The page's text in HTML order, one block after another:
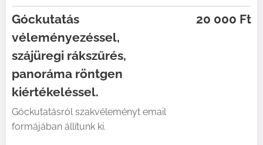
Góckutatás
véleményezéssel,
szájüregi rákszűrés,
panoráma röntgen
kiértékeléssel.
Góckutatásról szakvéleményt email
formájában állítunk ki.
20 000 Ft